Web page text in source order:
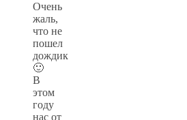
Очень
жаль,
что не
пошел
дождик
🙂
В
этом
году
нас от